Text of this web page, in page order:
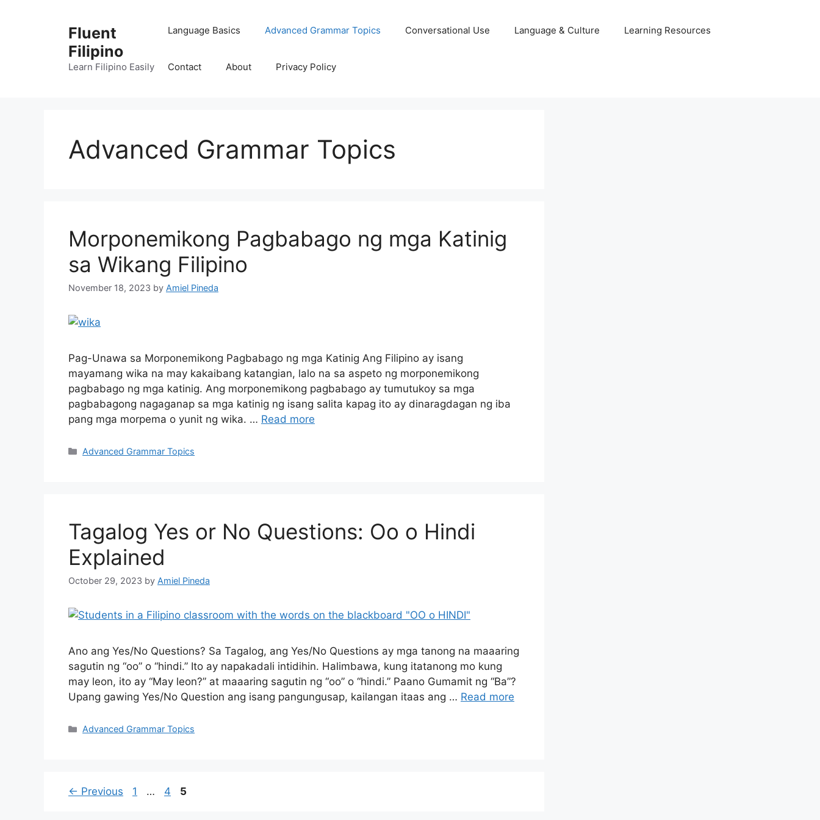
Fluent
Filipino
Learn Filipino Easily
Language Basics Advanced Grammar Topics Conversational Use Language & Culture Learning Resources
Contact About Privacy Policy
Advanced Grammar Topics
Morponemikong Pagbabago ng mga Katinig
sa Wikang Filipino
November 18, 2023 by Amiel Pineda
Pag-Unawa sa Morponemikong Pagbabago ng mga Katinig Ang Filipino ay isang
mayamang wika na may kakaibang katangian, lalo na sa aspeto ng morponemikong
pagbabago ng mga katinig. Ang morponemikong pagbabago ay tumutukoy sa mga
pagbabagong nagaganap sa mga katinig ng isang salita kapag ito ay dinaragdagan ng iba
pang mga morpema o yunit ng wika. … Read more
Categories
Advanced Grammar Topics
Tagalog Yes or No Questions: Oo o Hindi
Explained
October 29, 2023 by Amiel Pineda
Ano ang Yes/No Questions? Sa Tagalog, ang Yes/No Questions ay mga tanong na maaaring
sagutin ng “oo” o “hindi.” Ito ay napakadali intidihin. Halimbawa, kung itatanong mo kung
may leon, ito ay “May leon?” at maaaring sagutin ng “oo” o “hindi.” Paano Gumamit ng “Ba”?
Upang gawing Yes/No Question ang isang pangungusap, kailangan itaas ang … Read more
Categories
Advanced Grammar Topics
← Previous Page
1 … Page
4 Page
5